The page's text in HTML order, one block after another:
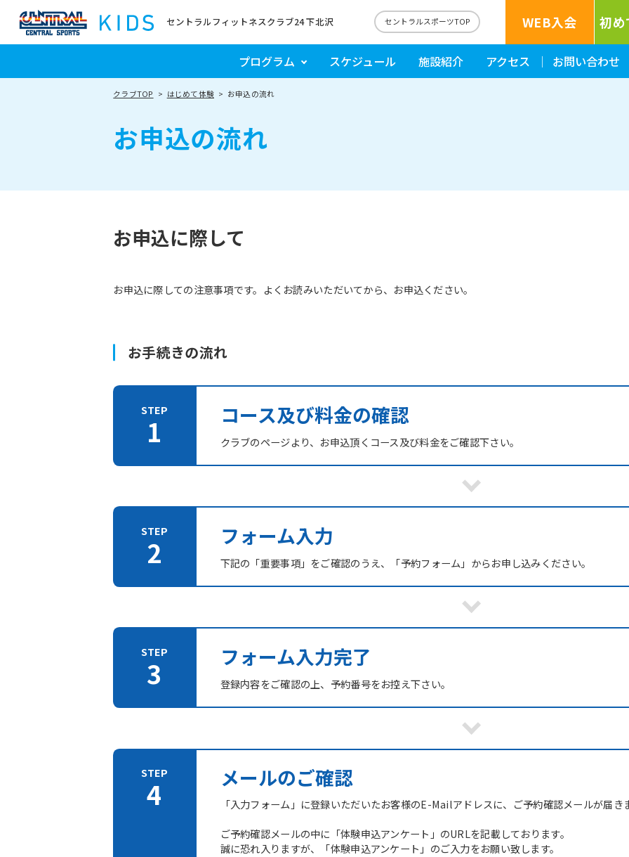
セントラルフィットネスクラブ24 下北沢 セントラルスポーツTOP WEB入会 初
プログラム スケジュール 施設紹介 アクセス お問い合わせ
クラブTOP はじめて体験 お申込の流れ
お申込の流れ
お申込に際して
お申込に際しての注意事項です。よくお読みいただいてから、お申込ください。
お手続きの流れ
コース及び料金の確認
クラブのページより、お申込頂くコース及び料金をご確認下さい。
フォーム入力
下記の「重要事項」をご確認のうえ、「予約フォーム」からお申し込みください。
フォーム入力完了
登録内容をご確認の上、予約番号をお控え下さい。
メールのご確認
「入力フォーム」に登録いただいたお客様のE-Mailアドレスに、ご予約確認メールが届き
ご予約確認メールの中に「体験申込アンケート」のURLを記載しております。
誠に恐れ入りますが、「体験申込アンケート」のご入力をお願い致します。